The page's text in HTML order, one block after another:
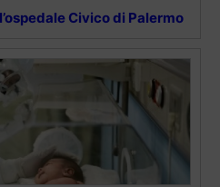
Civico di Palermo